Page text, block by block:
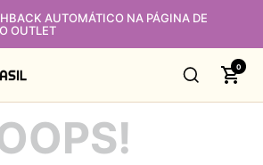
AUTOMÁTICO NA PÁGINA DE
OUTLET
0